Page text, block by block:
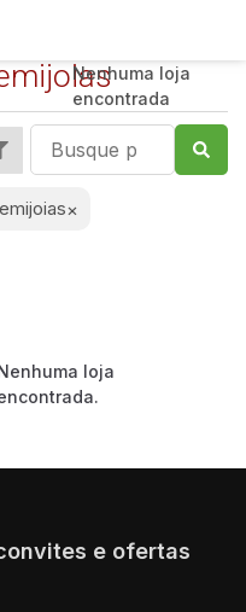
Nenhuma loja
encontrada
×
loja
e ofertas